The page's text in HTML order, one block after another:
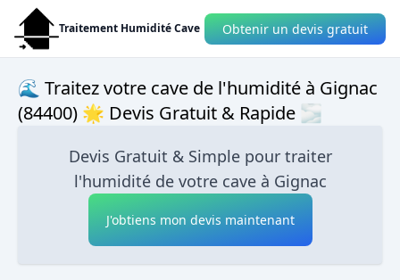
Traitement Humidité Cave Obtenir un devis gratuit
🌊 Traitez votre cave de l'humidité à Gignac
(84400) 🌟 Devis Gratuit & Rapide 🌫
Devis Gratuit & Simple pour traiter
l'humidité de votre cave à Gignac
J'obtiens mon devis maintenant